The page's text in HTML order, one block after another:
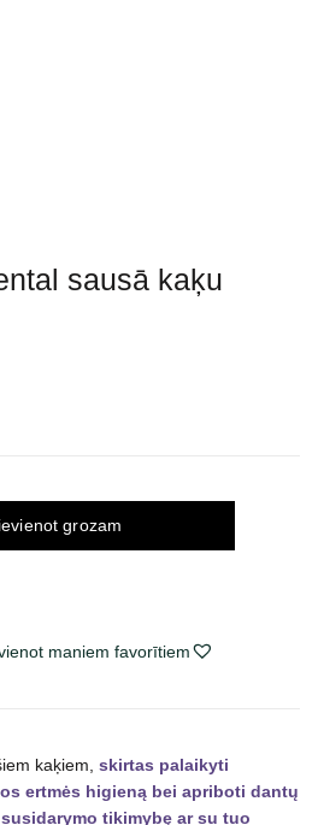
sausā kaķu
grozam
maniem favorītiem
kaķiem, skirtas palaikyti
ertmės higieną bei apriboti dantų
tikimybę ar su tuo